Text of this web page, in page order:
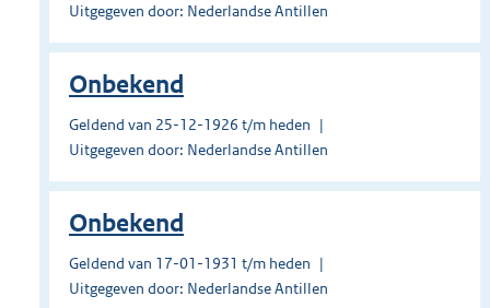
Uitgegeven door: Nederlandse Antillen
Onbekend
Geldend van 25-12-1926 t/m heden
Uitgegeven door: Nederlandse Antillen
Onbekend
Geldend van 17-01-1931 t/m heden
Uitgegeven door: Nederlandse Antillen